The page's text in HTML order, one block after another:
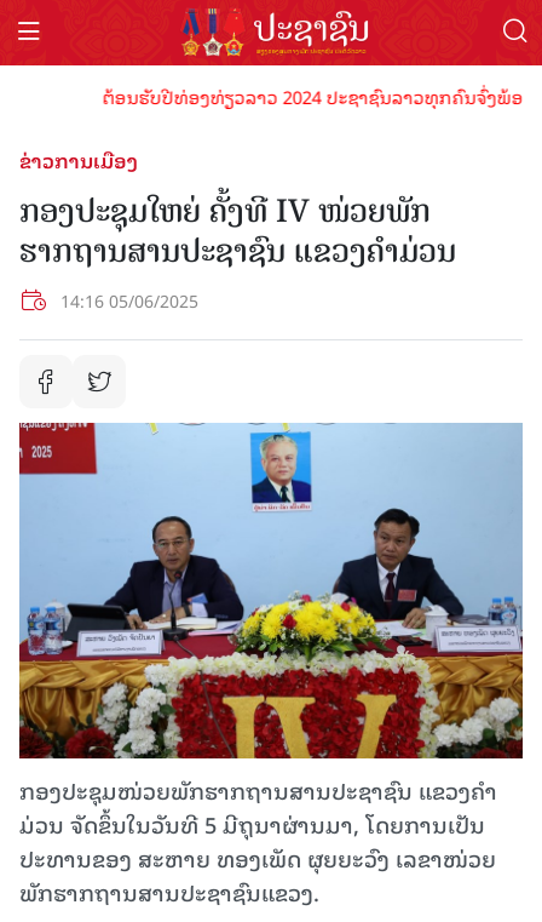
ຕ້ອນຮັບປີທ່ອງທ່ຽວລາວ 2024 ປະຊາຊົນລາວທຸກຄົນຈົ່ງພ້ອມເ
ຂ່າວການເມືອງ
ກອງປະຊຸມໃຫຍ່ ຄັ້ງທີ IV ໜ່ວຍພັກ
ຮາກຖານສານປະຊາຊົນ ແຂວງຄໍາມ່ວນ
14:16 05/06/2025
ກອງປະຊຸມໜ່ວຍພັກຮາກຖານສານປະຊາຊົນ ແຂວງຄໍາ
ມ່ວນ ຈັດຂຶ້ນໃນວັນທີ 5 ມີຖຸນາຜ່ານມາ, ໂດຍການເປັນ
ປະທານຂອງ ສະຫາຍ ທອງເພັດ ຜຸຍຍະວົງ ເລຂາໜ່ວຍ
ພັກຮາກຖານສານປະຊາຊົນແຂວງ.